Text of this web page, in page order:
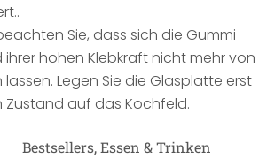
Sie, dass sich die Gummi-
ihrer hohen Klebkraft nicht mehr von
Legen Sie die Glasplatte erst
Zustand auf das Kochfeld.
Bestsellers, Essen & Trinken